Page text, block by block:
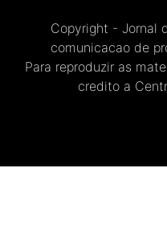
Copyright - Jornal
comunicacao de
Para reproduzir as
credito a